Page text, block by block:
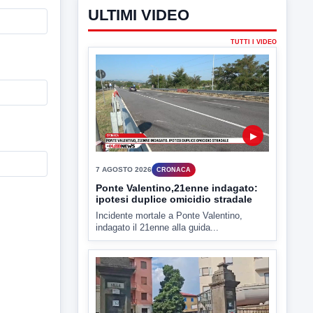
ULTIMI VIDEO
TUTTI I VIDEO